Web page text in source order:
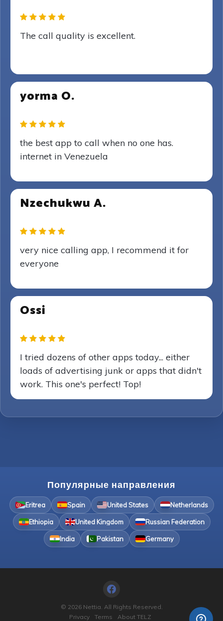
The call quality is excellent.
yorma O.
the best app to call when no one has.
internet in Venezuela
Nzechukwu A.
very nice calling app, I recommend it for
everyone
Ossi
I tried dozens of other apps today... either
loads of advertising junk or apps that didn't
work. This one's perfect! Top!
Популярные направления
Eritrea Spain United States Netherlands
Ethiopia United Kingdom Russian Federation
India Pakistan Germany
© 2026 Nettia. All Rights Reserved.
Privacy
Terms About TELZ